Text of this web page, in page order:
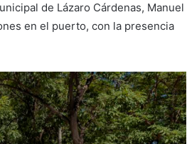
de Lázaro Cárdenas, Manuel
en el puerto, con la presencia